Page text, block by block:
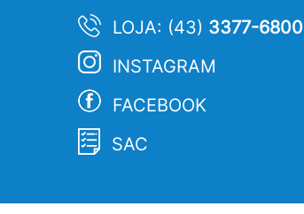
LOJA: (43) 3377-6800
INSTAGRAM
FACEBOOK
SAC